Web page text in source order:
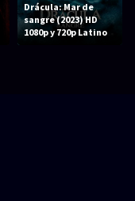
Drácula: Mar de
sangre (2023) HD
1080p y 720p Latino